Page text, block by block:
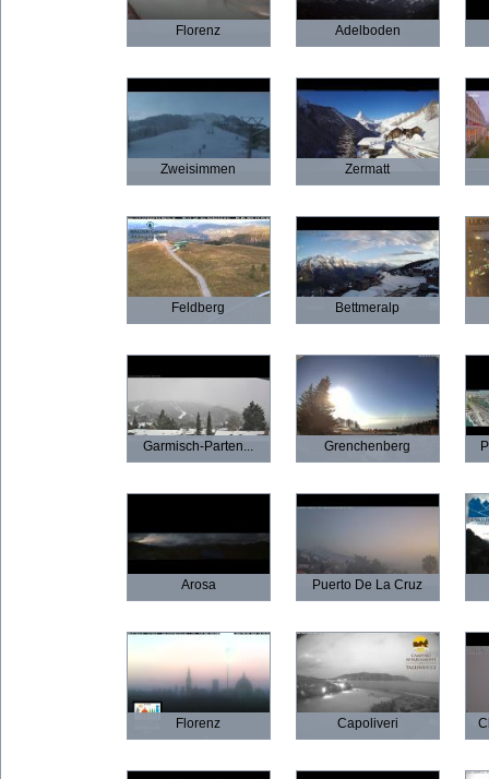
Florenz Adelboden
Zweisimmen Zermatt
Feldberg Bettmeralp
Garmisch-Parten... Grenchenberg
Arosa Puerto De La Cruz
Florenz Capoliveri